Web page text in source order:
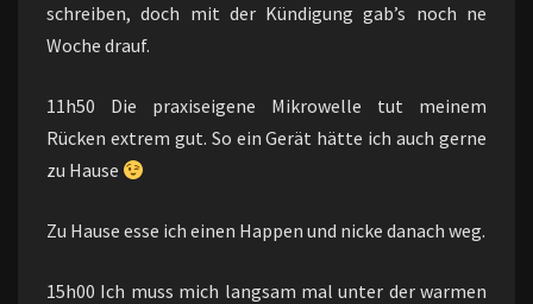
schreiben, doch mit der Kündigung gab’s noch ne
Woche drauf.
11h50 Die praxiseigene Mikrowelle tut meinem
Rücken extrem gut. So ein Gerät hätte ich auch gerne
zu Hause
Zu Hause esse ich einen Happen und nicke danach weg.
15h00 Ich muss mich langsam mal unter der warmen